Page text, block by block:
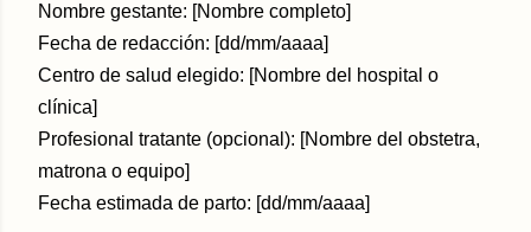
Nombre gestante: [Nombre completo]
Fecha de redacción: [dd/mm/aaaa]
Centro de salud elegido: [Nombre del hospital o
clínica]
Profesional tratante (opcional): [Nombre del obstetra,
matrona o equipo]
Fecha estimada de parto: [dd/mm/aaaa]